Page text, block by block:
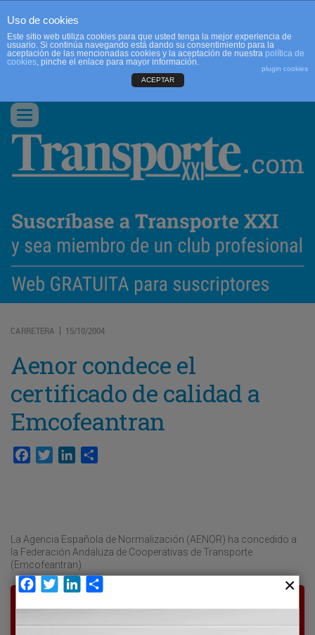
CONTACTO
Conmutar
navegación
CARRETERA | 15/10/2004
Aenor condece el
certificado de calidad a
Emcofeantran
Facebook
TwitterLinkedIn
La Agencia Española de Normalización (AENOR) ha concedido a
la Federación Andaluza de Cooperativas de Transporte
(Emcofeantran)
Para poder seguir leyendo hay que estar
suscrito a Transporte XXI, el periódico
Uso de cookies
Este sitio web utiliza cookies para que usted tenga la mejor experiencia de
usuario. Si continúa navegando está dando su consentimiento para la
aceptación de las mencionadas cookies y la aceptación de nuestra política de
cookies, pinche el enlace para mayor información.
plugin cookies
ACEPTAR
Facebook
TwitterLinkedIn